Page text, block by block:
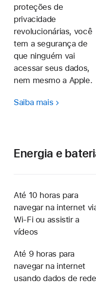
proteções de
privacidade
revolucionárias, você
tem a segurança de
que ninguém vai
acessar seus dados,
nem mesmo a Apple.
Saiba mais
Energia e
Até 10 horas para
navegar na internet
Wi-Fi ou assistir a
vídeos
Até 9 horas para
navegar na internet
usando dados de rede